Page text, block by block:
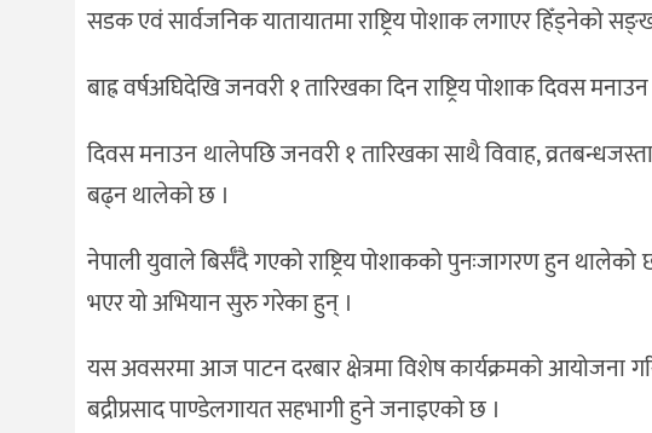
सडक एवं सार्वजनिक यातायातमा राष्ट्रिय पोशाक लगाएर हिँड्नेको
बाह्र वर्षअघिदेखि जनवरी १ तारिखका दिन राष्ट्रिय पोशाक दिवस
दिवस मनाउन थालेपछि जनवरी १ तारिखका साथै विवाह,
बढ्न थालेको छ ।
नेपाली युवाले बिर्सँदै गएको राष्ट्रिय पोशाकको पुनःजागरण हुन
भएर यो अभियान सुरु गरेका हुन् ।
यस अवसरमा आज पाटन दरबार क्षेत्रमा विशेष कार्यक्रमको आयोजना
बद्रीप्रसाद पाण्डेलगायत सहभागी हुने जनाइएको छ ।